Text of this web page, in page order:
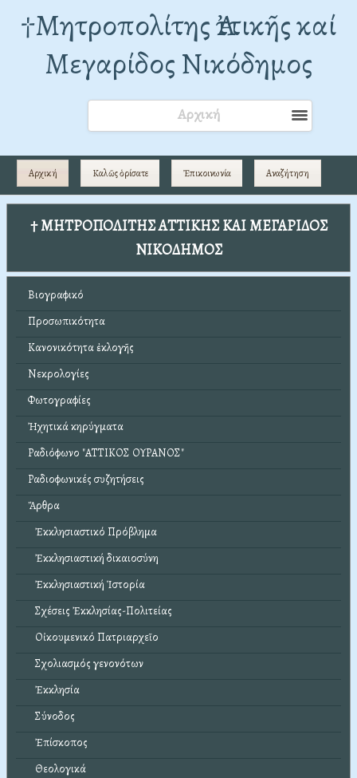
†Mητροπολίτης Ἀττικῆς καί
Μεγαρίδος Νικόδημος
Αρχική
Αρχική Καλῶς ὁρίσατε Ἐπικοινωνία Αναζήτηση
† ΜΗΤΡΟΠΟΛΙΤΗΣ ΑΤΤΙΚΗΣ ΚΑΙ ΜΕΓΑΡΙΔΟΣ
ΝΙΚΟΔΗΜΟΣ
Βιογραφικό
Προσωπικότητα
Κανονικότητα ἐκλογῆς
Νεκρολογίες
Φωτογραφίες
Ἠχητικά κηρύγματα
Ραδιόφωνο "ΑΤΤΙΚΟΣ ΟΥΡΑΝΟΣ"
Ραδιοφωνικές συζητήσεις
Ἄρθρα
Ἐκκλησιαστικό Πρόβλημα
Ἐκκλησιαστική δικαιοσύνη
Ἐκκλησιαστική Ἱστορία
Σχέσεις Ἐκκλησίας-Πολιτείας
Οἰκουμενικό Πατριαρχεῖο
Σχολιασμός γενονότων
Ἐκκλησία
Σύνοδος
Ἐπίσκοπος
Θεολογικά